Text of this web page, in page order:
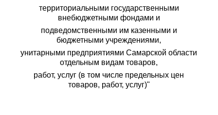
территориальными государственными
внебюджетными фондами и
подведомственными им казенными и
бюджетными учреждениями,
унитарными предприятиями Самарской области
отдельным видам товаров,
работ, услуг (в том числе предельных цен
товаров, работ, услуг)"